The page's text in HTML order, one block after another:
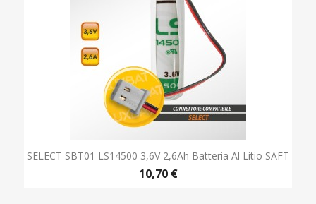
SELECT SBT01 LS14500 3,6V 2,6Ah Batteria Al Litio SAFT
10,70 €